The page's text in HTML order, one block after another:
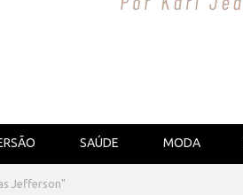
SAÚDE MODA
Jefferson"